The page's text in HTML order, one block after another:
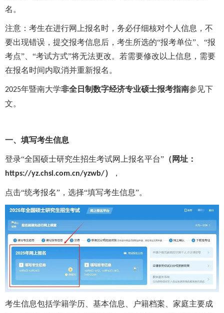
名。
注意：考生在进行网上报名时，务必仔细核对个人信息，不
要出现错误，提交报考信息后，考生所选的“报考单位”、“报
考点”、“考试方式”将无法更改。若需要修改以上信息，需要
在报名时间内取消并重新报名。
2025年暨南大学非全日制数字经济专业硕士报考指南参见下
文。
一、填写考生信息
登录“全国硕士研究生招生考试网上报名平台” （网址：
https://yz.chsi.com.cn/yzwb/） ，
点击“统考报名”，选择“填写考生信息”。
考生信息包括学籍学历、基本信息、户籍档案、家庭主要成